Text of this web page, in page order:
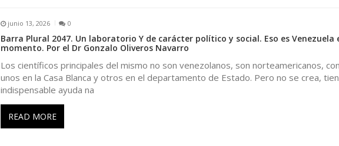
junio 13, 2026 0
Barra Plural 2047. Un laboratorio Y de carácter político y social. Eso es Venezuela
momento. Por el Dr Gonzalo Oliveros Navarro
Los científicos principales del mismo no son venezolanos, son norteamericanos,
unos en la Casa Blanca y otros en el departamento de Estado. Pero no se crea,
indispensable ayuda na
READ MORE